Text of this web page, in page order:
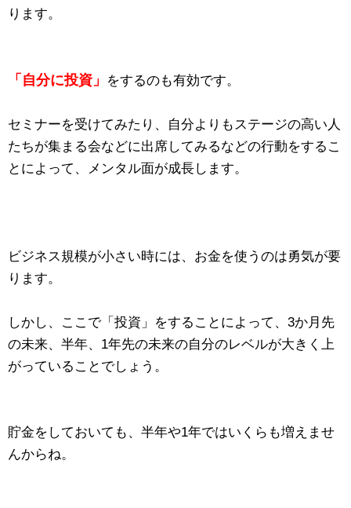
ります。
「自分に投資」 をするのも有効です。
セミナーを受けてみたり、自分よりもステージの高い人
たちが集まる会などに出席してみるなどの行動をするこ
とによって、メンタル面が成長します。
ビジネス規模が小さい時には、お金を使うのは勇気が要
ります。
しかし、ここで「投資」をすることによって、3か月先
の未来、半年、1年先の未来の自分のレベルが大きく上
がっていることでしょう。
貯金をしておいても、半年や1年ではいくらも増えませ
んからね。